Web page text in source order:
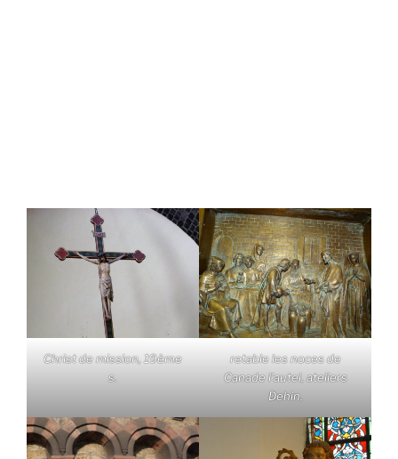
Christ de mission, 19ème
s.
retable les noces de
Canade l'autel, ateliers
Dehin,